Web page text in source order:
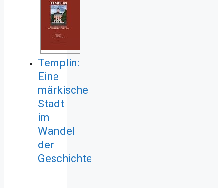
Templin:
Eine
märkische
Stadt
im
Wandel
der
Geschichte